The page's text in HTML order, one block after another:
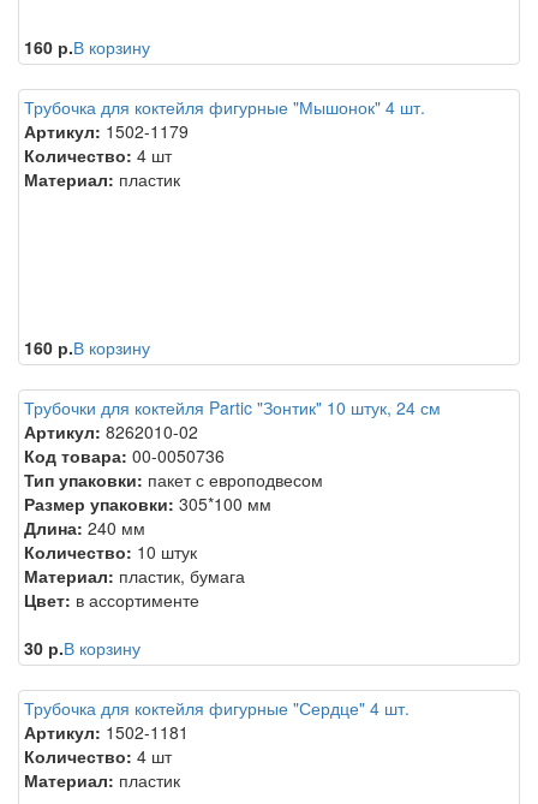
160 р.В корзину
Трубочка для коктейля фигурные "Мышонок" 4 шт.
Артикул: 1502-1179
Количество: 4 шт
Материал: пластик
160 р.В корзину
Трубочки для коктейля Partic "Зонтик" 10 штук, 24 см
Артикул: 8262010-02
Код товара: 00-0050736
Тип упаковки: пакет с европодвесом
Размер упаковки: 305*100 мм
Длина: 240 мм
Количество: 10 штук
Материал: пластик, бумага
Цвет: в ассортименте
30 р.В корзину
Трубочка для коктейля фигурные "Сердце" 4 шт.
Артикул: 1502-1181
Количество: 4 шт
Материал: пластик